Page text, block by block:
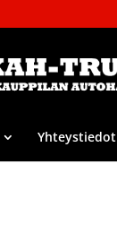
Yhteystiedot